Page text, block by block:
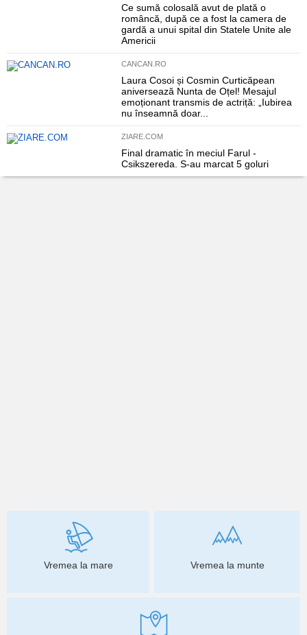
Ce sumă colosală avut de plată o
româncă, după ce a fost la camera de
gardă a unui spital din Statele Unite ale
Americii
CANCAN.RO
Laura Cosoi și Cosmin Curticăpean
aniversează Nunta de Oțel! Mesajul
emoționant transmis de actriță: „Iubirea
nu înseamnă doar...
ZIARE.COM
Final dramatic în meciul Farul -
Csikszereda. S-au marcat 5 goluri
Vremea la mare Vremea la munte